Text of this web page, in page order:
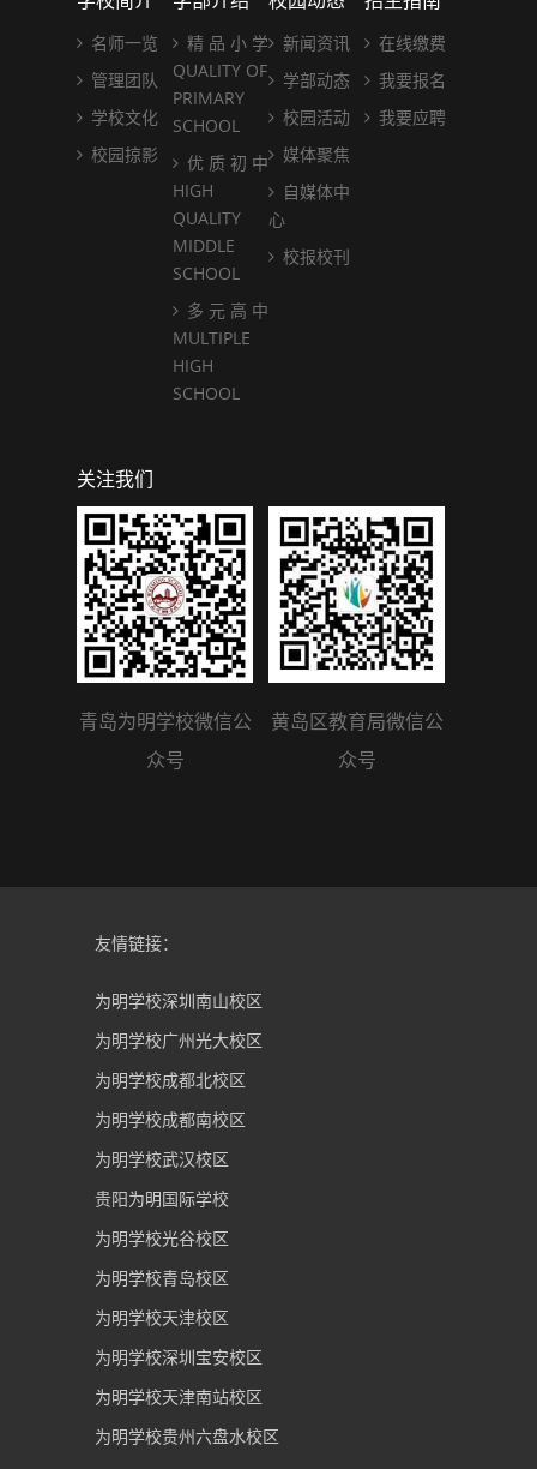
名师一览
管理团队
学校文化
校园掠影
精 品 小 学
QUALITY OF
PRIMARY
SCHOOL
优 质 初 中
HIGH
QUALITY
MIDDLE
SCHOOL
多 元 高 中
MULTIPLE
HIGH
SCHOOL
新闻资讯
学部动态
校园活动
媒体聚焦
自媒体中
心
校报校刊
在线缴费
我要报名
我要应聘
关注我们
青岛为明学校微信公
众号
黄岛区教育局微信公
众号
友情链接：
为明学校深圳南山校区
为明学校广州光大校区
为明学校成都北校区
为明学校成都南校区
为明学校武汉校区
贵阳为明国际学校
为明学校光谷校区
为明学校青岛校区
为明学校天津校区
为明学校深圳宝安校区
为明学校天津南站校区
为明学校贵州六盘水校区